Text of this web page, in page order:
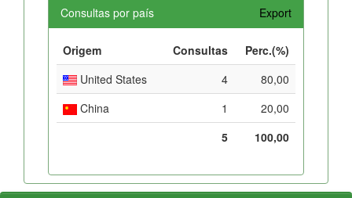
Consultas por país Export
Origem Consultas
Perc.(%)
United States
4
80,00
China
1
20,00
5
100,00